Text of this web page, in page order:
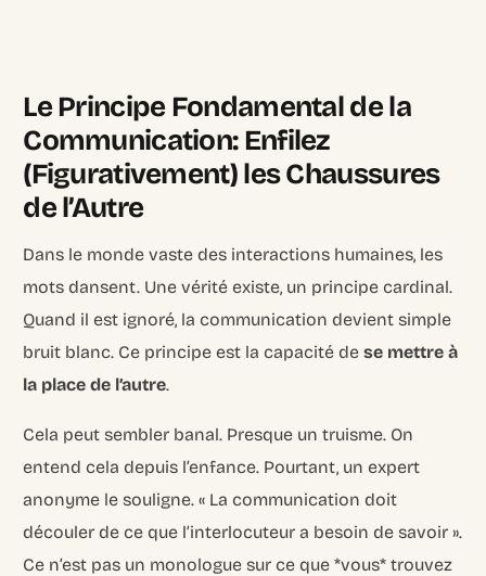
Le Principe Fondamental de la
Communication: Enfilez
(Figurativement) les Chaussures
de l’Autre
Dans le monde vaste des interactions humaines, les
mots dansent. Une vérité existe, un principe cardinal.
Quand il est ignoré, la communication devient simple
bruit blanc. Ce principe est la capacité dese mettre à
la place de l’autre.
Cela peut sembler banal. Presque un truisme. On
entend cela depuis l’enfance. Pourtant, un expert
anonyme le souligne. « La communication doit
découler de ce que l’interlocuteur a besoin de savoir ».
Ce n’est pas un monologue sur ce que *vous* trouvez